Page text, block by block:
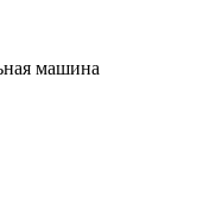
машина